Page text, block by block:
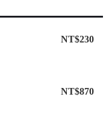
NT$230
NT$870